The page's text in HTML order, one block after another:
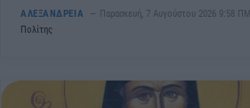
ΑΛΕΞΑΝΔΡΕΙΑ Παρασκευή, 7 Αυγούστου 2026 9:58 ΠΜ
Πολίτης